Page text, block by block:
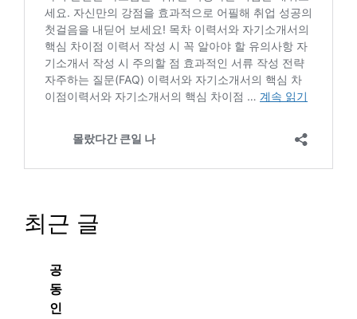
최근 글
공
동
인